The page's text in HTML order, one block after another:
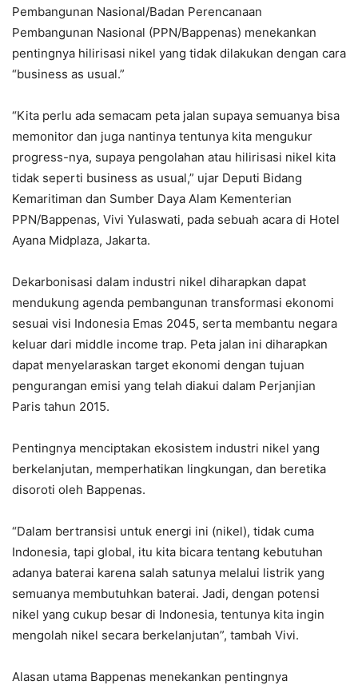
Pembangunan Nasional/Badan Perencanaan
Pembangunan Nasional (PPN/Bappenas) menekankan
pentingnya hilirisasi nikel yang tidak dilakukan dengan cara
“business as usual.”
“Kita perlu ada semacam peta jalan supaya semuanya bisa
memonitor dan juga nantinya tentunya kita mengukur
progress-nya, supaya pengolahan atau hilirisasi nikel kita
tidak seperti business as usual,” ujar Deputi Bidang
Kemaritiman dan Sumber Daya Alam Kementerian
PPN/Bappenas, Vivi Yulaswati, pada sebuah acara di Hotel
Ayana Midplaza, Jakarta.
Dekarbonisasi dalam industri nikel diharapkan dapat
mendukung agenda pembangunan transformasi ekonomi
sesuai visi Indonesia Emas 2045, serta membantu negara
keluar dari middle income trap. Peta jalan ini diharapkan
dapat menyelaraskan target ekonomi dengan tujuan
pengurangan emisi yang telah diakui dalam Perjanjian
Paris tahun 2015.
Pentingnya menciptakan ekosistem industri nikel yang
berkelanjutan, memperhatikan lingkungan, dan beretika
disoroti oleh Bappenas.
“Dalam bertransisi untuk energi ini (nikel), tidak cuma
Indonesia, tapi global, itu kita bicara tentang kebutuhan
adanya baterai karena salah satunya melalui listrik yang
semuanya membutuhkan baterai. Jadi, dengan potensi
nikel yang cukup besar di Indonesia, tentunya kita ingin
mengolah nikel secara berkelanjutan”, tambah Vivi.
Alasan utama Bappenas menekankan pentingnya